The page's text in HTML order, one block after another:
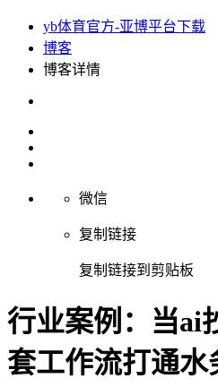
yb体育官方-亚博平台下载
博客
博客详情
微信
复制链接
复制链接到剪贴板
行业案例：当ai
套工作流打通水